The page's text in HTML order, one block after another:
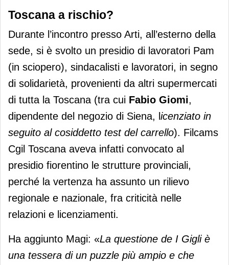
Toscana a rischio?
Durante l’incontro presso Arti, all’esterno della
sede, si è svolto un presidio di lavoratori Pam
(in sciopero), sindacalisti e lavoratori, in segno
di solidarietà, provenienti da altri supermercati
di tutta la Toscana (tra cui Fabio Giomi,
dipendente del negozio di Siena, licenziato in
seguito al cosiddetto test del carrello). Filcams
Cgil Toscana aveva infatti convocato al
presidio fiorentino le strutture provinciali,
perché la vertenza ha assunto un rilievo
regionale e nazionale, fra criticità nelle
relazioni e licenziamenti.
Ha aggiunto Magi: «La questione de I Gigli è
una tessera di un puzzle più ampio e che